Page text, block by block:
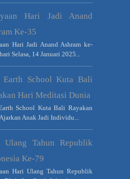
Hari Jadi Anand
Ke-35
Hari Jadi Anand Ashram ke-
Selasa, 14 Januari 2025...
Earth School Kuta Bali
Hari Meditasi Dunia
School Kuta Bali Rayakan
Anak Jadi Individu...
Ulang Tahun Republik
Ke-79
Hari Ulang Tahun Republik